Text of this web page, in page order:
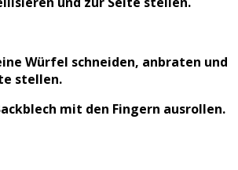
Würfel schneiden, anbraten und
stellen.
mit den Fingern ausrollen.